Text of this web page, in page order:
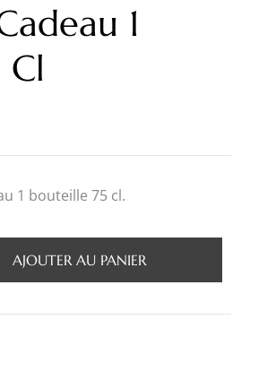
1
Cl
1 bouteille 75 cl.
AJOUTER AU PANIER